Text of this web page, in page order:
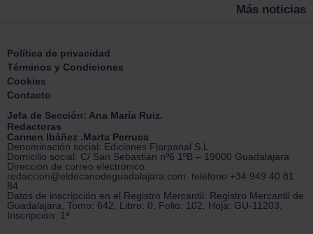
Más noticias
Política de privacidad
Términos y Condiciones
Cookies
Contacto
Jefa de Sección: Ana María Ruiz.
Redactoras
Carmen Ibáñez .Marta Perruca
Denominación social: Ediciones Florpanal S.L.
Domicilio social: C/ San Sebastián nº6 1ºB – 19000 Guadalajara
Dirección de correo electrónico:
redaccion@eldecanodeguadalajara.com. teléfono +34 949 40 81
84
Datos de inscripción en el Registro Mercantil: Registro Mercantil de
Guadalajara, Tomo: 642, Libro: 0, Folio: 102, Hoja: GU-11203,
Inscripción: 1ª